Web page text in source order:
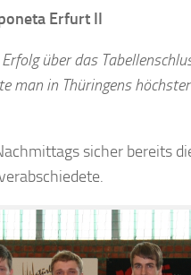
Erfurt II
über das
man in Thüringens
sicher bereits